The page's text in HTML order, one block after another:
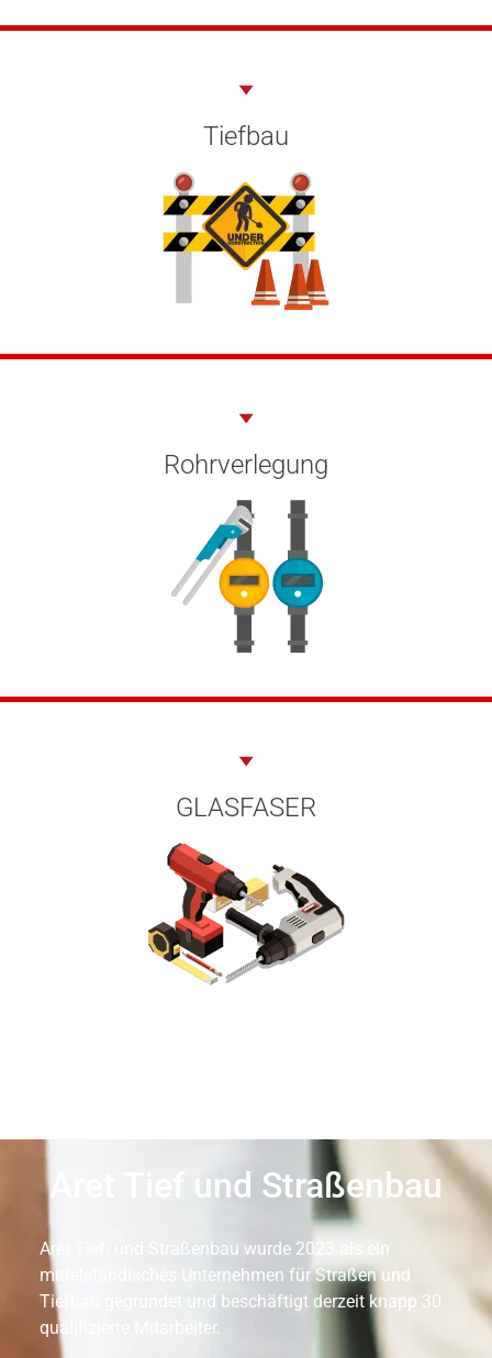
Tiefbau
Rohrverlegung
GLASFASER
Aret Tief und Straßenbau
Aret Tief- und Straßenbau wurde 2023 als ein
mittelständisches Unternehmen für Straßen und
Tiefbau gegründet und beschäftigt derzeit knapp 30
qualifizierte Mitarbeiter.